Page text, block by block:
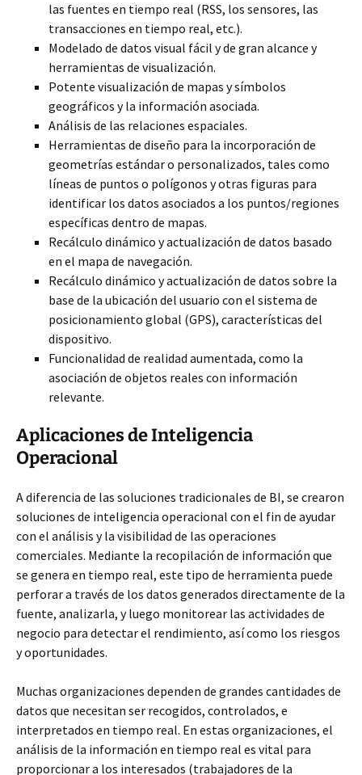
las fuentes en tiempo real (RSS, los sensores, las
transacciones en tiempo real, etc.).
Modelado de datos visual fácil y de gran alcance y
herramientas de visualización.
Potente visualización de mapas y símbolos
geográficos y la información asociada.
Análisis de las relaciones espaciales.
Herramientas de diseño para la incorporación de
geometrías estándar o personalizados, tales como
líneas de puntos o polígonos y otras figuras para
identificar los datos asociados a los puntos/regiones
específicas dentro de mapas.
Recálculo dinámico y actualización de datos basado
en el mapa de navegación.
Recálculo dinámico y actualización de datos sobre la
base de la ubicación del usuario con el sistema de
posicionamiento global (GPS), características del
dispositivo.
Funcionalidad de realidad aumentada, como la
asociación de objetos reales con información
relevante.
Aplicaciones de Inteligencia
Operacional
A diferencia de las soluciones tradicionales de BI, se crearon
soluciones de inteligencia operacional con el fin de ayudar
con el análisis y la visibilidad de las operaciones
comerciales. Mediante la recopilación de información que
se genera en tiempo real, este tipo de herramienta puede
perforar a través de los datos generados directamente de la
fuente, analizarla, y luego monitorear las actividades de
negocio para detectar el rendimiento, así como los riesgos
y oportunidades.
Muchas organizaciones dependen de grandes cantidades de
datos que necesitan ser recogidos, controlados, e
interpretados en tiempo real. En estas organizaciones, el
análisis de la información en tiempo real es vital para
proporcionar a los interesados (trabajadores de la